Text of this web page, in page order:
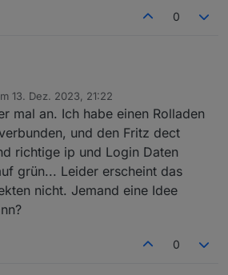
wird der nichtexistierende Datenpunkt
0
13. Dez. 2023, 21:22
von
mal an. Ich habe einen Rolladen
und den Fritz dect
richtige ip und Login Daten
grün... Leider erscheint das
nicht. Jemand eine Idee
0